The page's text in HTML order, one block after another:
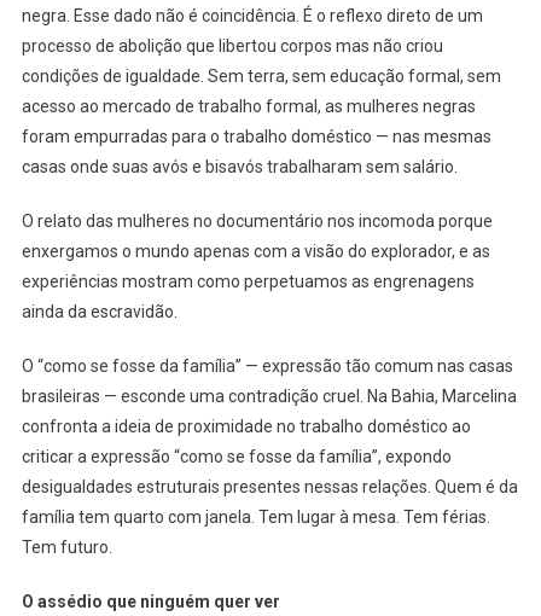
negra. Esse dado não é coincidência. É o reflexo direto de um
processo de abolição que libertou corpos mas não criou
condições de igualdade. Sem terra, sem educação formal, sem
acesso ao mercado de trabalho formal, as mulheres negras
foram empurradas para o trabalho doméstico — nas mesmas
casas onde suas avós e bisavós trabalharam sem salário.
O relato das mulheres no documentário nos incomoda porque
enxergamos o mundo apenas com a visão do explorador, e as
experiências mostram como perpetuamos as engrenagens
ainda da escravidão.
O “como se fosse da família” — expressão tão comum nas casas
brasileiras — esconde uma contradição cruel. Na Bahia, Marcelina
confronta a ideia de proximidade no trabalho doméstico ao
criticar a expressão “como se fosse da família”, expondo
desigualdades estruturais presentes nessas relações. Quem é da
família tem quarto com janela. Tem lugar à mesa. Tem férias.
Tem futuro.
O assédio que ninguém quer ver